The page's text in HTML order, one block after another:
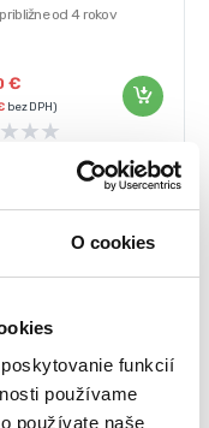
O cookies
funkcií
používame
používate naše
od 4 rokov
€
bez DPH)
★★★